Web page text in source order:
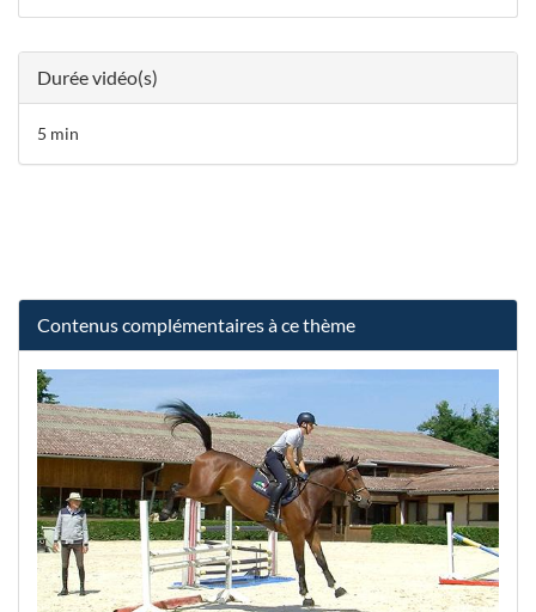
Durée vidéo(s)
5 min
Contenus complémentaires à ce thème